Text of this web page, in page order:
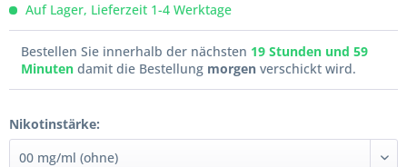
Auf Lager, Lieferzeit 1-4 Werktage
Bestellen Sie innerhalb der nächsten 19 Stunden und 59
Minuten damit die Bestellung morgen verschickt wird.
Nikotinstärke: